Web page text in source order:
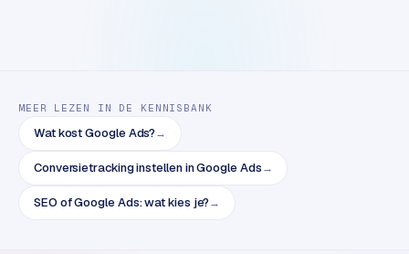
e
t
s
n
w
MEER LEZEN IN DE KENNISBANK
Wat kost Google Ads?→
Conversietracking instellen in Google Ads→
SEO of Google Ads: wat kies je?→